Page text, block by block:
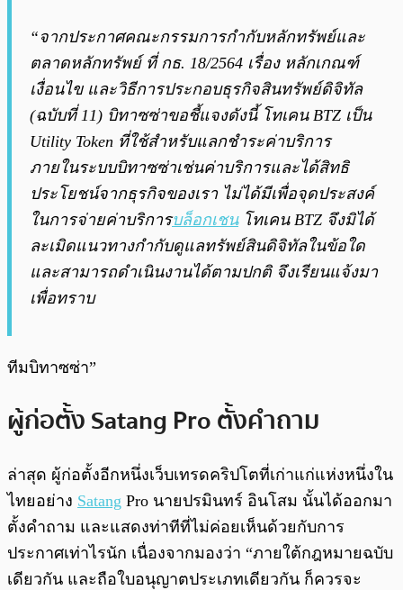
“จากประกาศคณะกรรมการกำกับหลักทรัพย์และ
ตลาดหลักทรัพย์ ที่ กธ. 18/2564 เรื่อง หลักเกณฑ์
เงื่อนไข และวิธีการประกอบธุรกิจสินทรัพย์ดิจิทัล
(ฉบับที่ 11) บิทาซซ่าขอชี้แจงดังนี้ โทเคน BTZ เป็น
Utility Token ที่ใช้สำหรับแลกชำระค่าบริการ​
ภายในระบบบิทาซซ่า​เช่นค่าบริการ​และได้สิทธิ
ประโยชน์​จากธุรกิจ​ของเรา ไม่ได้​มี​เพื่อจุดประสงค์
ในการจ่ายค่าบริการ​บล็อกเชนโทเคน BTZ จึงมิได้
ละเมิดแนวทางกำกับดูแลทรัพย์สินดิจิทัลในข้อใด
และสามารถดำเนินงานได้ตามปกติ จึงเรียนแจ้งมา
เพื่อทราบ
ทีมบิทาซซ่า”
ผู้ก่อตั้ง Satang Pro ตั้งคำถาม
ล่าสุด ผู้ก่อตั้งอีกหนึ่งเว็บเทรดคริปโตที่เก่าแก่แห่งหนึ่งใน
ไทยอย่าง Satang Pro นายปรมินทร์ อินโสม นั้นได้ออกมา
ตั้งคำถาม และแสดงท่าทีที่ไม่ค่อยเห็นด้วยกับการ
ประกาศเท่าไรนัก เนื่องจากมองว่า “ภายใต้กฎหมายฉบับ
เดียวกัน และถือใบอนุญาตประเภทเดียวกัน ก็ควรจะ